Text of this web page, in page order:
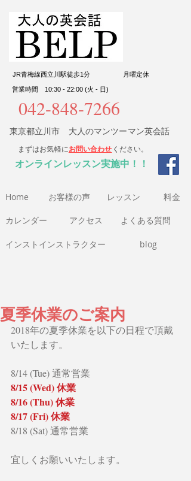
JR青梅線西立川駅徒歩1分 ​月曜定休
営業時間 10:30 - 22:00 (火 - 日)
042-848-7266
東京都立川市 大人のマンツーマン英会話
まずはお気軽にお問い合わせ ください。
​オンラインレッスン実施中！！
Home ​お客様の声
​カレンダー アクセス
インストインストラクター
​レッスン ​料金​
よくある質問
blog
夏季休業のご案内
2018年の夏季休業を以下の日程で頂戴
いたします。
8/14 (Tue) 通常営業
8/15 (Wed) 休業
8/16 (Thu) 休業
8/17 (Fri) 休業
8/18 (Sat) 通常営業
宜しくお願いいたします。